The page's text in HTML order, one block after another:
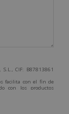
S.L., CIF: B87813861
facilita con el fin de
con los productos